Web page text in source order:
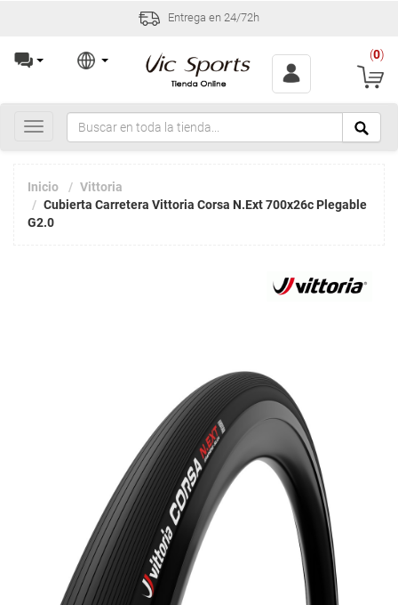
Entrega en 24/72h
(0)
Toggle
navigation
Inicio
Vittoria
Cubierta Carretera Vittoria Corsa N.Ext 700x26c Plegable
G2.0